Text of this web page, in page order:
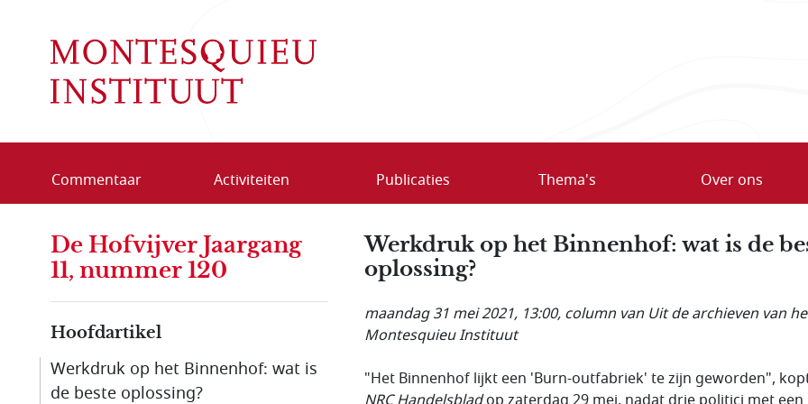
Commentaar Activiteiten Publicaties Thema's Over ons
Werkdruk op het Binnenhof: wat is de
oplossing?
maandag 31 mei 2021, 13:00, column van Uit de archieven van
Montesquieu Instituut
"Het Binnenhof lijkt een 'Burn-outfabriek' te zijn geworden",
De Hofvijver Jaargang
11, nummer 120
Hoofdartikel
Werkdruk op het Binnenhof: wat is
de beste oplossing?